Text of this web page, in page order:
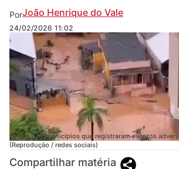
PorJoão Henrique do Vale
24/02/2026 11:02
Já são 240 municípios que registraram eventos
(Reprodução / redes sociais)
Compartilhar matéria